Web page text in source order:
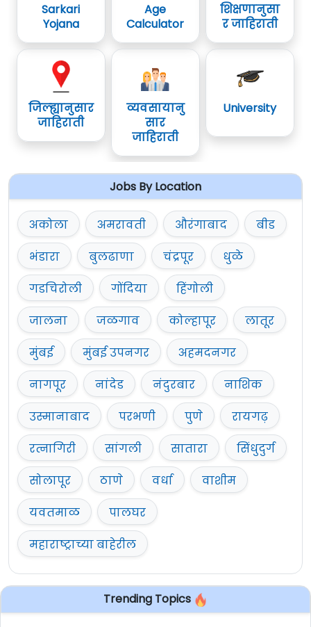
Sarkari
Yojana
Age
Calculator
शिक्षणानुसा
र जाहिराती
जिल्ह्यानुसार
जाहिराती
व्यवसायानु
सार
जाहिराती
University
Jobs By Location
अकोला अमरावती औरंगाबाद
बीड
भंडारा
बुलढाणा चंद्रपूर
धुळे
गडचिरोली
गोंदिया
हिंगोली
जालना
जळगाव कोल्हापूर
लातूर
मुंबई
मुंबई उपनगर
अहमदनगर
नागपूर
नांदेड नंदुरबार
नाशिक
उस्मानाबाद
परभणी पुणे
रायगढ़
रत्नागिरी
सांगली सातारा
सिंधुदुर्ग
सोलापूर
ठाणे वर्धा
वाशीम
यवतमाळ
पालघर
महाराष्ट्राच्या बाहेरील
Trending Topics